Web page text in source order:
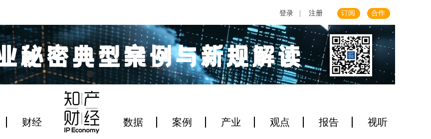
登录 注册 订阅 合作
财经 数据 案例 产业 观点 报告 视听